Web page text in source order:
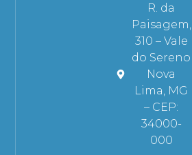
R. da
Paisagem,
310 – Vale
do Sereno
Nova
Lima, MG
– CEP:
34000-
000